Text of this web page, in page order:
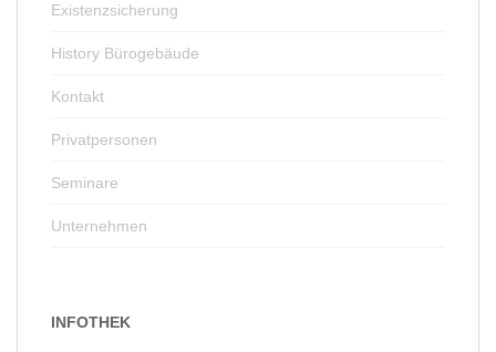
Existenzsicherung
History Bürogebäude
Kontakt
Privatpersonen
Seminare
Unternehmen
INFOTHEK